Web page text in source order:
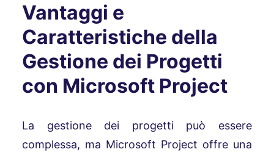
Vantaggi e
Caratteristiche della
Gestione dei Progetti
con Microsoft Project
La gestione dei progetti può essere
complessa, ma Microsoft Project offre una